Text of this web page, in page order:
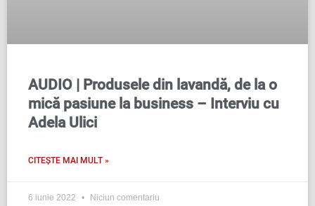
AUDIO | Produsele din lavandă, de la o
mică pasiune la business – Interviu cu
Adela Ulici
CITEȘTE MAI MULT »
6 iunie 2022 Niciun comentariu